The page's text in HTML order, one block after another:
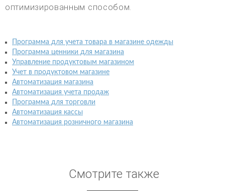
оптимизированным способом.
Программа для учета товара в магазине одежды
Программа ценники для магазина
Управление продуктовым магазином
Учет в продуктовом магазине
Автоматизация магазина
Автоматизация учета продаж
Программа для торговли
Автоматизация кассы
Автоматизация розничного магазина
Смотрите также